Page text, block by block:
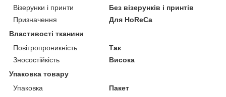
Візерунки і принти
Без візерунків і принтів
Призначення
Для HoReCa
Властивості тканини
Повітропроникність
Так
Зносостійкість
Висока
Упаковка товару
Упаковка
Пакет